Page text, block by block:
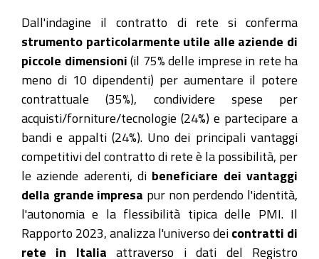
Dall'indagine il contratto di rete si conferma
strumento particolarmente utile alle aziende di
piccole dimensioni (il 75% delle imprese in rete ha
meno di 10 dipendenti) per aumentare il potere
contrattuale (35%), condividere spese per
acquisti/forniture/tecnologie (24%) e partecipare a
bandi e appalti (24%). Uno dei principali vantaggi
competitivi del contratto di rete è la possibilità, per
le aziende aderenti, di beneficiare dei vantaggi
della grande impresa pur non perdendo l'identità,
l'autonomia e la flessibilità tipica delle PMI. Il
Rapporto 2023, analizza l'universo dei contratti di
rete in Italia attraverso i dati del Registro